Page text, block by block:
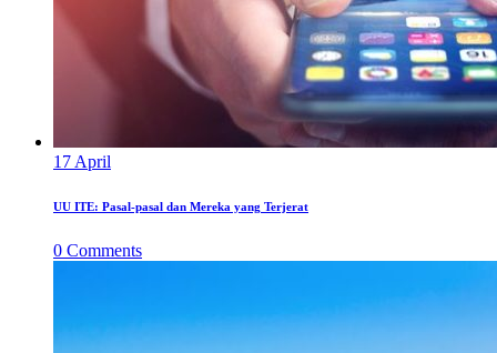
17 April
UU ITE: Pasal-pasal dan Mereka yang Terjerat
0 Comments